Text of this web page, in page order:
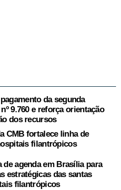
da segunda
9.760 e reforça orientação
dos recursos
CMB fortalece linha de
filantrópicos
de agenda em Brasília para
estratégicas das santas
filantrópicos